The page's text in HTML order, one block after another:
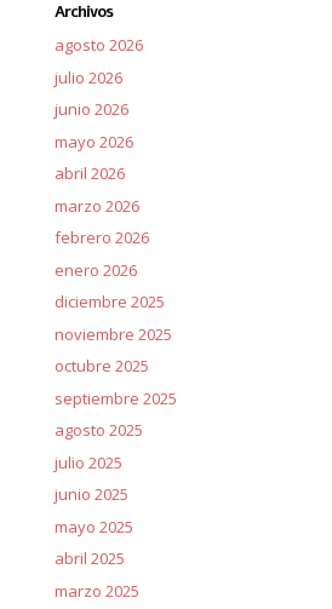
Archivos
agosto 2026
julio 2026
junio 2026
mayo 2026
abril 2026
marzo 2026
febrero 2026
enero 2026
diciembre 2025
noviembre 2025
octubre 2025
septiembre 2025
agosto 2025
julio 2025
junio 2025
mayo 2025
abril 2025
marzo 2025